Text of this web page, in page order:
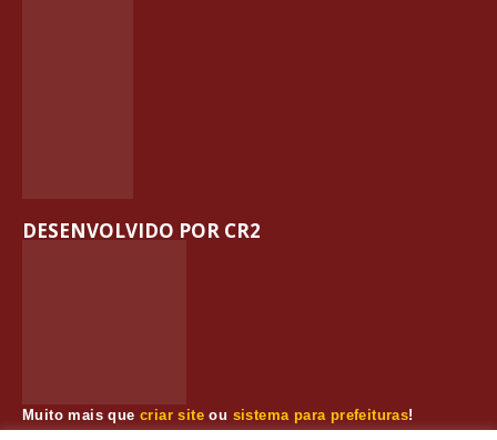
Muito mais quecriar site ou sistema para prefeituras!
DESENVOLVIDO POR CR2